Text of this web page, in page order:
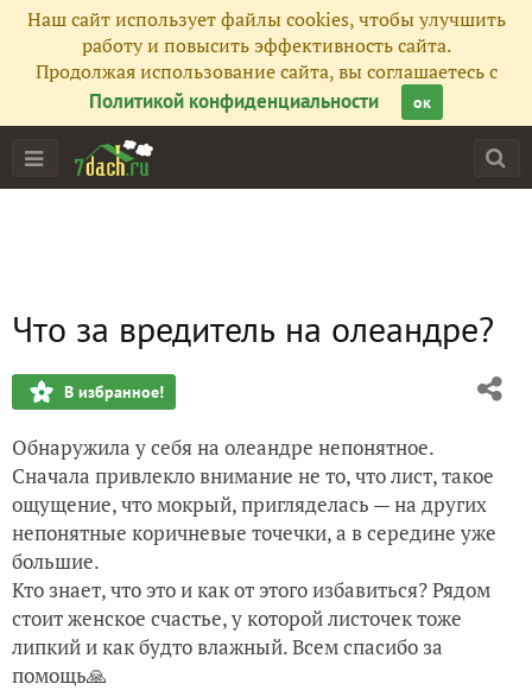
Наш сайт использует файлы cookies, чтобы улучшить
работу и повысить эффективность сайта.
Продолжая использование сайта, вы соглашаетесь с
Политикой конфиденциальности
ок
Что за вредитель на олеандре?
В избранное!
Обнаружила у себя на олеандре непонятное.
Сначала привлекло внимание не то, что лист, такое
ощущение, что мокрый, пригляделась — на других
непонятные коричневые точечки, а в середине уже
большие.
Кто знает, что это и как от этого избавиться? Рядом
стоит женское счастье, у которой листочек тоже
липкий и как будто влажный. Всем спасибо за
помощь🙏